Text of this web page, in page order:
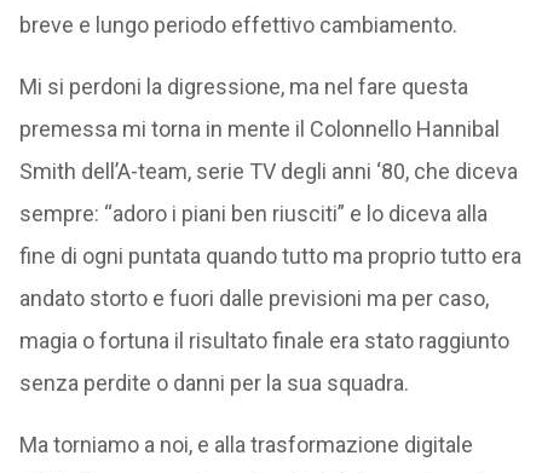
breve e lungo periodo effettivo cambiamento.
Mi si perdoni la digressione, ma nel fare questa
premessa mi torna in mente il Colonnello Hannibal
Smith dell’A-team, serie TV degli anni ‘80, che diceva
sempre: “adoro i piani ben riusciti” e lo diceva alla
fine di ogni puntata quando tutto ma proprio tutto era
andato storto e fuori dalle previsioni ma per caso,
magia o fortuna il risultato finale era stato raggiunto
senza perdite o danni per la sua squadra.
Ma torniamo a noi, e alla trasformazione digitale